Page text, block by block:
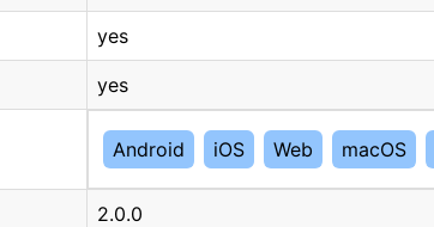
yes
yes
Android iOS Web macOS
2.0.0